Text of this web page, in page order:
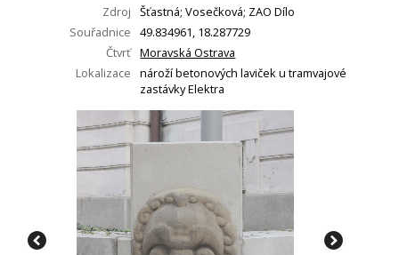
Zdroj
Šťastná; Vosečková; ZAO Dílo
Souřadnice
49.834961, 18.287729
Čtvrť Moravská Ostrava
Lokalizace
nároží betonových laviček u tramvajové
zastávky Elektra